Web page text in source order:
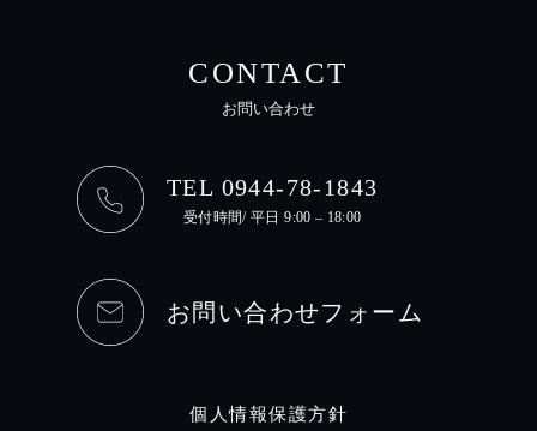
CONTACT
お問い合わせ
TEL 0944-78-1843
受付時間/ 平日 9:00 – 18:00
お問い合わせフォーム
個人情報保護方針